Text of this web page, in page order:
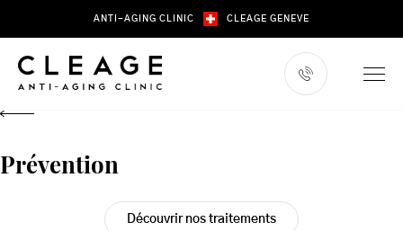
content
ANTI-AGING CLINIC CLEAGE GENEVE
Prévention
Découvrir nos traitements